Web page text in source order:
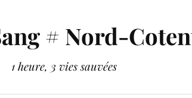
# Nord-
1 heure, 3 vies sauvées